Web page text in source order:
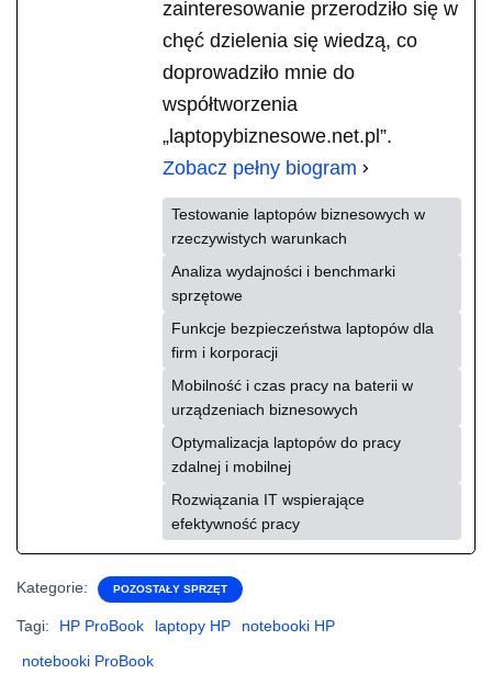
zainteresowanie przerodziło się w
chęć dzielenia się wiedzą, co
doprowadziło mnie do
współtworzenia
„laptopybiznesowe.net.pl”.
Zobacz pełny biogram
Testowanie laptopów biznesowych w
rzeczywistych warunkach
Analiza wydajności i benchmarki
sprzętowe
Funkcje bezpieczeństwa laptopów dla
firm i korporacji
Mobilność i czas pracy na baterii w
urządzeniach biznesowych
Optymalizacja laptopów do pracy
zdalnej i mobilnej
Rozwiązania IT wspierające
efektywność pracy
Kategorie: POZOSTAŁY SPRZĘT
Tagi: HP ProBook laptopy HP
notebooki HP
notebooki ProBook